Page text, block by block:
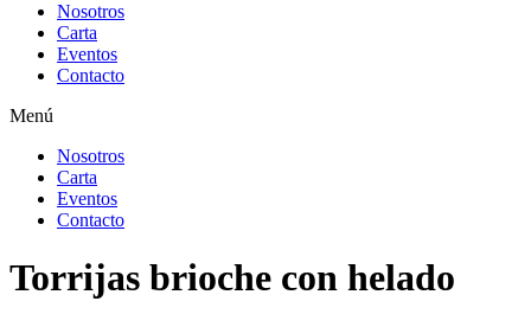
Nosotros
Carta
Eventos
Contacto
Menú
Nosotros
Carta
Eventos
Contacto
Torrijas brioche con helado